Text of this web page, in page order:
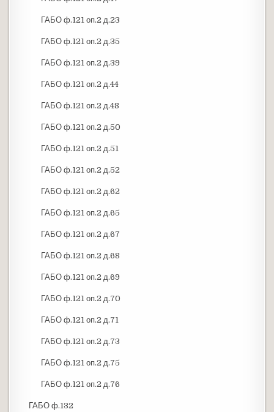
ГАБО ф.121 оп.2 д.23
ГАБО ф.121 оп.2 д.35
ГАБО ф.121 оп.2 д.39
ГАБО ф.121 оп.2 д.44
ГАБО ф.121 оп.2 д.48
ГАБО ф.121 оп.2 д.50
ГАБО ф.121 оп.2 д.51
ГАБО ф.121 оп.2 д.52
ГАБО ф.121 оп.2 д.62
ГАБО ф.121 оп.2 д.65
ГАБО ф.121 оп.2 д.67
ГАБО ф.121 оп.2 д.68
ГАБО ф.121 оп.2 д.69
ГАБО ф.121 оп.2 д.70
ГАБО ф.121 оп.2 д.71
ГАБО ф.121 оп.2 д.73
ГАБО ф.121 оп.2 д.75
ГАБО ф.121 оп.2 д.76
ГАБО ф.132